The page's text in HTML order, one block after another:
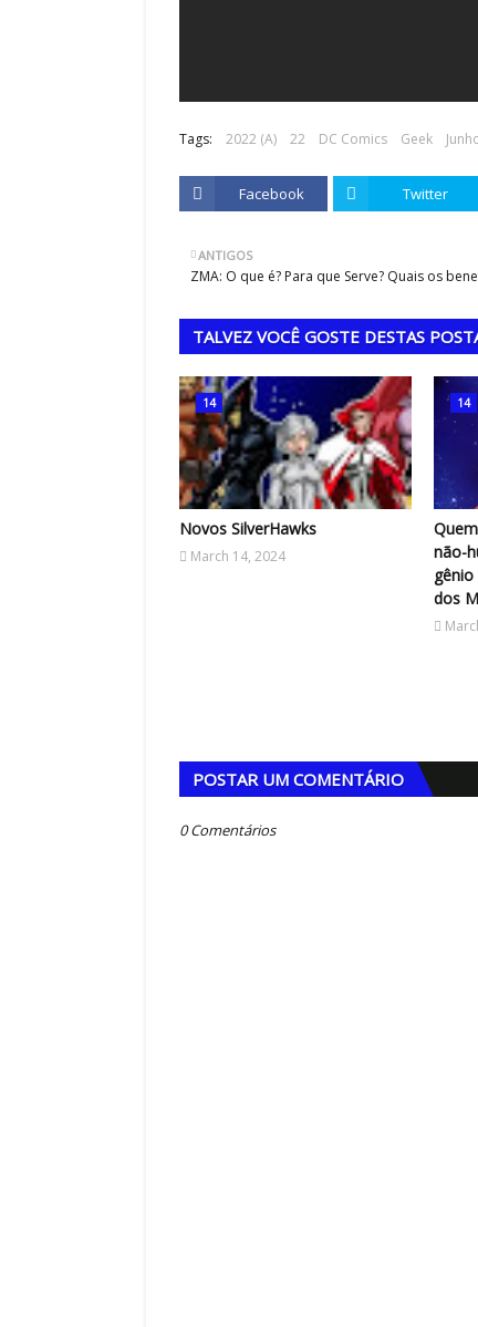
Tags: 2022 (A) 22 DC Comics Geek
Facebook Twitter
ANTIGOS
ZMA: O que é? Para que Serve? Quais os
TALVEZ VOCÊ GOSTE DESTAS
14
Novos SilverHawks
March 14, 2024
14
não-
dos
POSTAR UM COMENTÁRIO
0 Comentários